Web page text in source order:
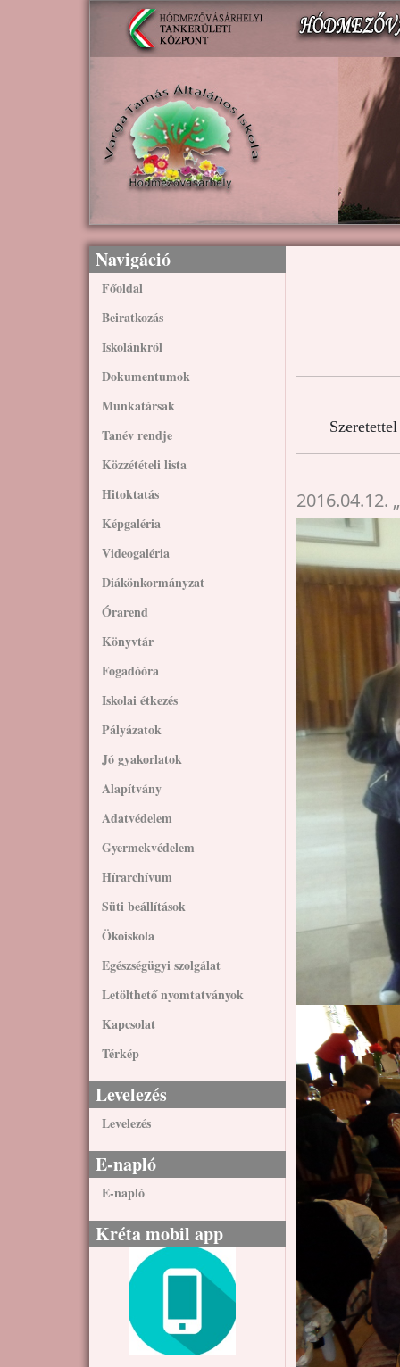
Ugrás a tartalomra
Navigáció
Főoldal
Beiratkozás
Iskolánkról
Dokumentumok
Munkatársak
Tanév rendje
Közzétételi lista
Hitoktatás
Képgaléria
Videogaléria
Diákönkormányzat
Órarend
Könyvtár
Fogadóóra
Iskolai étkezés
Pályázatok
Jó gyakorlatok
Alapítvány
Adatvédelem
Gyermekvédelem
Hírarchívum
Süti beállítások
Ökoiskola
Egészségügyi szolgálat
Letölthető nyomtatványok
Kapcsolat
Térkép
Levelezés
Levelezés
E-napló
E-napló
Kréta mobil app
2016.04.12.